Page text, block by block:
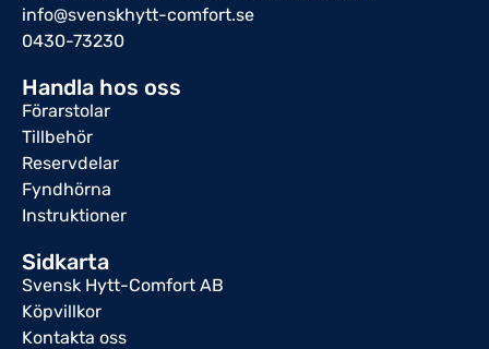
info@svenskhytt-comfort.se
0430-73230
Handla hos oss
Förarstolar
Tillbehör
Reservdelar
Fyndhörna
Instruktioner
Sidkarta
Svensk Hytt-Comfort AB
Köpvillkor
Kontakta oss